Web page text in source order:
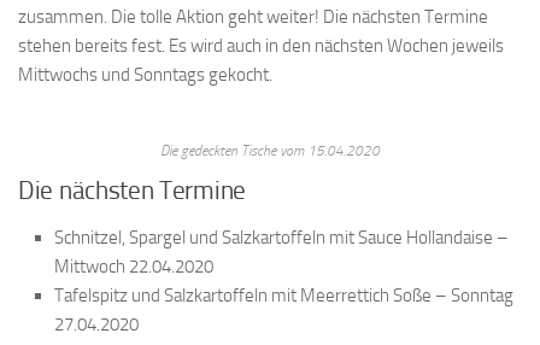
zusammen. Die tolle Aktion geht weiter! Die nächsten Termine
stehen bereits fest. Es wird auch in den nächsten Wochen jeweils
Mittwochs und Sonntags gekocht.
Die gedeckten Tische vom 15.04.2020
Die nächsten Termine
Schnitzel, Spargel und Salzkartoffeln mit Sauce Hollandaise –
Mittwoch 22.04.2020
Tafelspitz und Salzkartoffeln mit Meerrettich Soße – Sonntag
27.04.2020